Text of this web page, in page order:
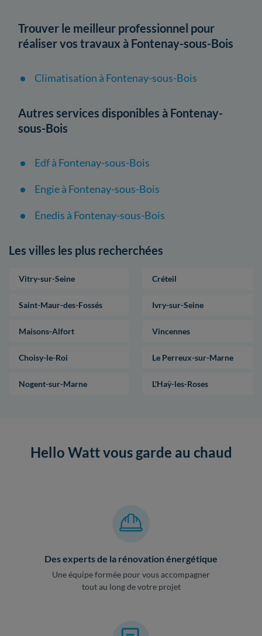
Trouver le meilleur professionnel pour
réaliser vos travaux à Fontenay-sous-Bois
Climatisation à Fontenay-sous-Bois
Autres services disponibles à Fontenay-
sous-Bois
Edf à Fontenay-sous-Bois
Engie à Fontenay-sous-Bois
Enedis à Fontenay-sous-Bois
Les villes les plus recherchées
Vitry-sur-Seine Créteil
Saint-Maur-des-Fossés Ivry-sur-Seine
Maisons-Alfort Vincennes
Choisy-le-Roi Le Perreux-sur-Marne
Nogent-sur-Marne L'Haÿ-les-Roses
Hello Watt vous garde au chaud
Des experts de la rénovation énergétique
Une équipe formée pour vous accompagner
tout au long de votre projet